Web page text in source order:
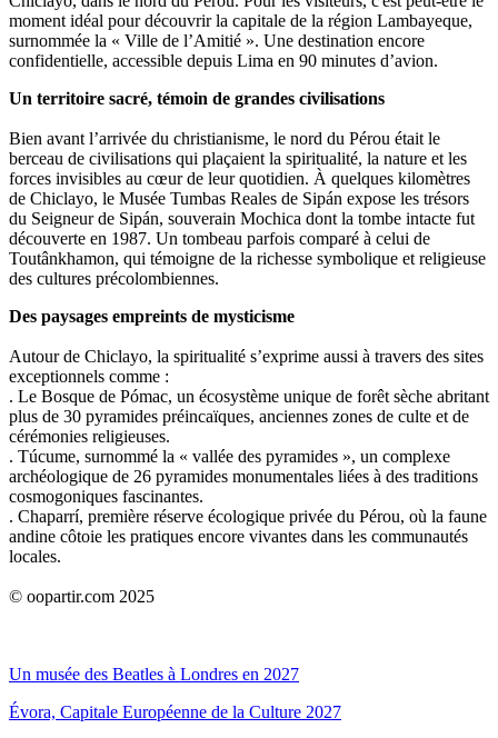
moment idéal pour découvrir la capitale de la région Lambayeque,
surnommée la « Ville de l’Amitié ». Une destination encore
confidentielle, accessible depuis Lima en 90 minutes d’avion.
Un territoire sacré, témoin de grandes civilisations
Bien avant l’arrivée du christianisme, le nord du Pérou était le
berceau de civilisations qui plaçaient la spiritualité, la nature et les
forces invisibles au cœur de leur quotidien. À quelques kilomètres
de Chiclayo, le Musée Tumbas Reales de Sipán expose les trésors
du Seigneur de Sipán, souverain Mochica dont la tombe intacte fut
découverte en 1987. Un tombeau parfois comparé à celui de
Toutânkhamon, qui témoigne de la richesse symbolique et religieuse
des cultures précolombiennes.
Des paysages empreints de mysticisme
Autour de Chiclayo, la spiritualité s’exprime aussi à travers des sites
exceptionnels comme :
. Le Bosque de Pómac, un écosystème unique de forêt sèche abritant
plus de 30 pyramides préincaïques, anciennes zones de culte et de
cérémonies religieuses.
. Túcume, surnommé la « vallée des pyramides », un complexe
archéologique de 26 pyramides monumentales liées à des traditions
cosmogoniques fascinantes.
. Chaparrí, première réserve écologique privée du Pérou, où la faune
andine côtoie les pratiques encore vivantes dans les communautés
locales.
© oopartir.com 2025
Un musée des Beatles à Londres en 2027
Évora, Capitale Européenne de la Culture 2027